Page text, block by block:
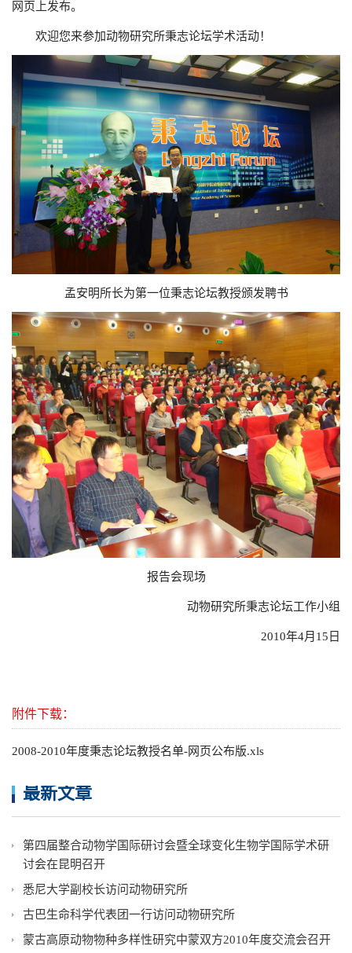
网页上发布。
欢迎您来参加动物研究所秉志论坛学术活动！
孟安明所长为第一位秉志论坛教授颁发聘书
报告会现场
动物研究所秉志论坛工作小组
2010年4月15日
附件下载：
2008-2010年度秉志论坛教授名单-网页公布版.xls
最新文章
第四届整合动物学国际研讨会暨全球变化生物学国际学术研
讨会在昆明召开
悉尼大学副校长访问动物研究所
古巴生命科学代表团一行访问动物研究所
蒙古高原动物物种多样性研究中蒙双方2010年度交流会召开